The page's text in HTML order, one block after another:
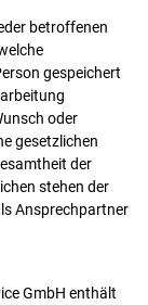
betroffenen
gespeichert
oder
gesetzlichen
der
stehen der
Ansprechpartner
GmbH enthält